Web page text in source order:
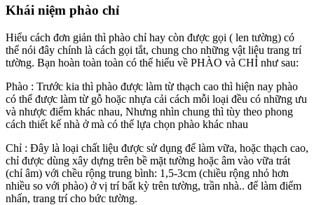
Khái niệm phào chỉ
Hiểu cách đơn giản thì phào chỉ hay còn được gọi ( len tường) có
thể nói đây chính là cách gọi tắt, chung cho những vật liệu trang trí
tường. Bạn hoàn toàn toàn có thể hiểu về PHÀO và CHỈ như sau:
Phào : Trước kia thì phào được làm từ thạch cao thì hiện nay phào
có thể được làm từ gỗ hoặc nhựa cải cách mỗi loại đều có những ưu
và nhược điểm khác nhau, Nhưng nhìn chung thì tùy theo phong
cách thiết kế nhà ở mà có thể lựa chọn phào khác nhau
Chỉ : Đây là loại chất liệu được sử dụng để làm vữa, hoặc thạch cao,
chỉ được dùng xây dựng trên bề mặt tường hoặc âm vào vữa trát
(chỉ âm) với chều rộng trung bình: 1,5-3cm (chiều rộng nhỏ hơn
nhiều so với phào) ở vị trí bất kỳ trên tường, trần nhà.. để làm điểm
nhấn, trang trí cho bức tường.